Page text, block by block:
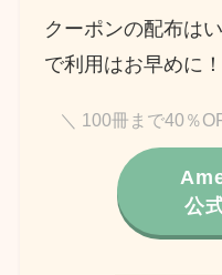
クーポンの配布は
で利用はお早めに！
＼ 100冊まで40％
公